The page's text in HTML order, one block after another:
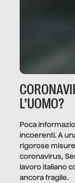
L’UOMO?
Poca
incoerenti. A
rigorose misure
coronavirus,
lavoro italiano
ancora fragile.